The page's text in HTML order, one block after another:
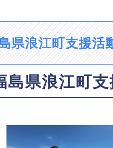
県浪江町支援活
島県浪江町